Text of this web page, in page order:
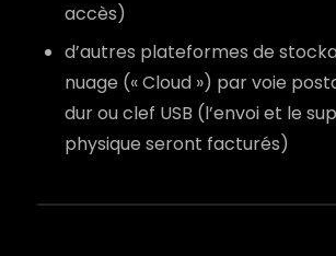
accès)
d’autres plateformes de
nuage (« Cloud ») par voie
dur ou clef USB (l’envoi et le
physique seront facturés)